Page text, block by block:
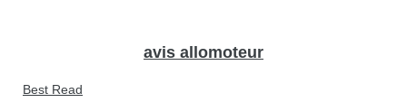
avis allomoteur
Best Read